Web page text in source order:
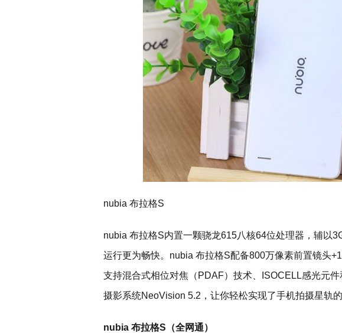
nubia 布拉格S
nubia 布拉格S内置一颗骁龙615八核64位处理器，辅以
运行更为畅快。nubia 布拉格S配备800万像素前置镜头
支持混合式相位对焦（PDAF）技术、ISOCELL感光元
摄影系统NeoVision 5.2，让你轻松实现了手机拍摄星轨的
nubia 布拉格S（全网通）